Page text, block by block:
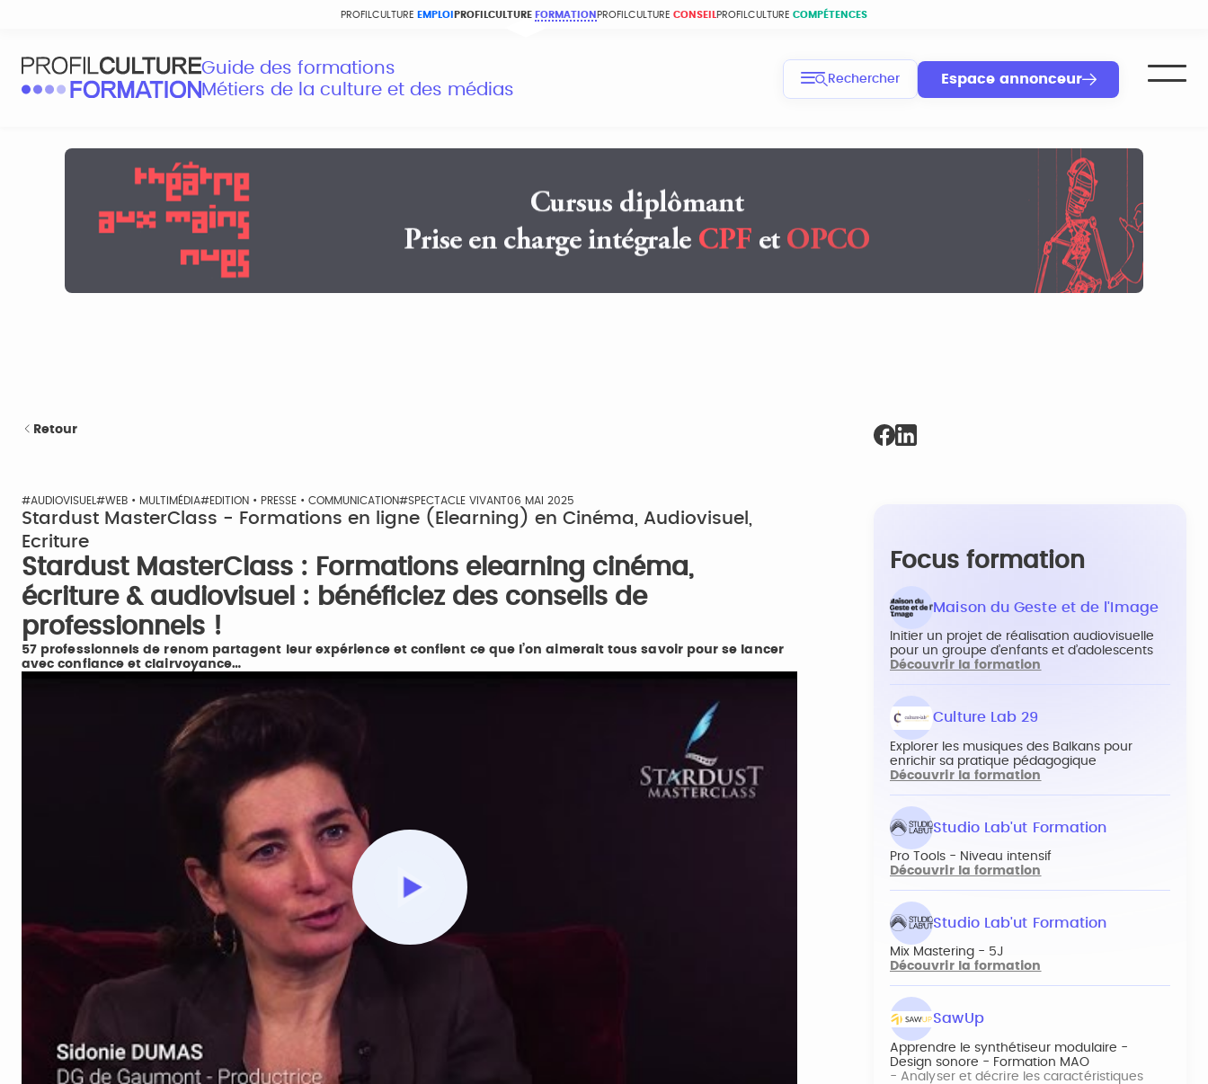
PROFILCULTURE EMPLOI PROFILCULTURE FORMATION PROFILCULTURE CONSEIL PROFILCULTURE COMPÉTENCES
Guide des formations
Métiers de la culture et des médias
Rechercher Espace annonceur
Retour
#AUDIOVISUEL #WEB • MULTIMÉDIA#EDITION • PRESSE • COMMUNICATION#SPECTACLE VIVANT06 MAI 2025
Stardust MasterClass - Formations en ligne (Elearning) en Cinéma, Audiovisuel,
Ecriture
Stardust MasterClass : Formations elearning cinéma,
écriture & audiovisuel : bénéficiez des conseils de
professionnels !
57 professionnels de renom partagent leur expérience et confient ce que l’on aimerait tous savoir pour se lancer
avec confiance et clairvoyance…
Play
Focus formation
Maison du Geste et de l'Image
Initier un projet de réalisation audiovisuelle
pour un groupe d’enfants et d’adolescents
Découvrir la formation
Culture Lab 29
Explorer les musiques des Balkans pour
enrichir sa pratique pédagogique
Découvrir la formation
Studio Lab'ut Formation
Pro Tools - Niveau intensif
Découvrir la formation
Studio Lab'ut Formation
Mix Mastering - 5J
Découvrir la formation
SawUp
Apprendre le synthétiseur modulaire -
Design sonore - Formation MAO
- Analyser et décrire les caractéristiques